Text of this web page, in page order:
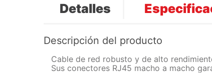
Detalles
Descripción del producto
Cable de red robusto y de alto
Sus conectores RJ45 macho a macho